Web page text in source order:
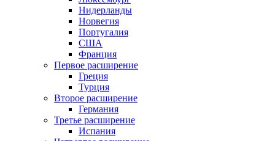
Нидерланды
Норвегия
Португалия
США
Франция
Первое расширение
Греция
Турция
Второе расширение
Германия
Третье расширение
Испания